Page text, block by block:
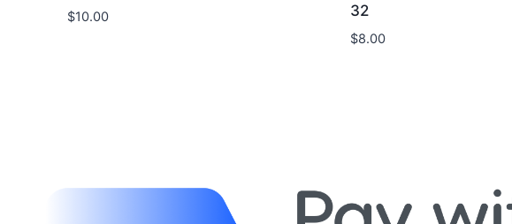
$10.00
32
$8.00